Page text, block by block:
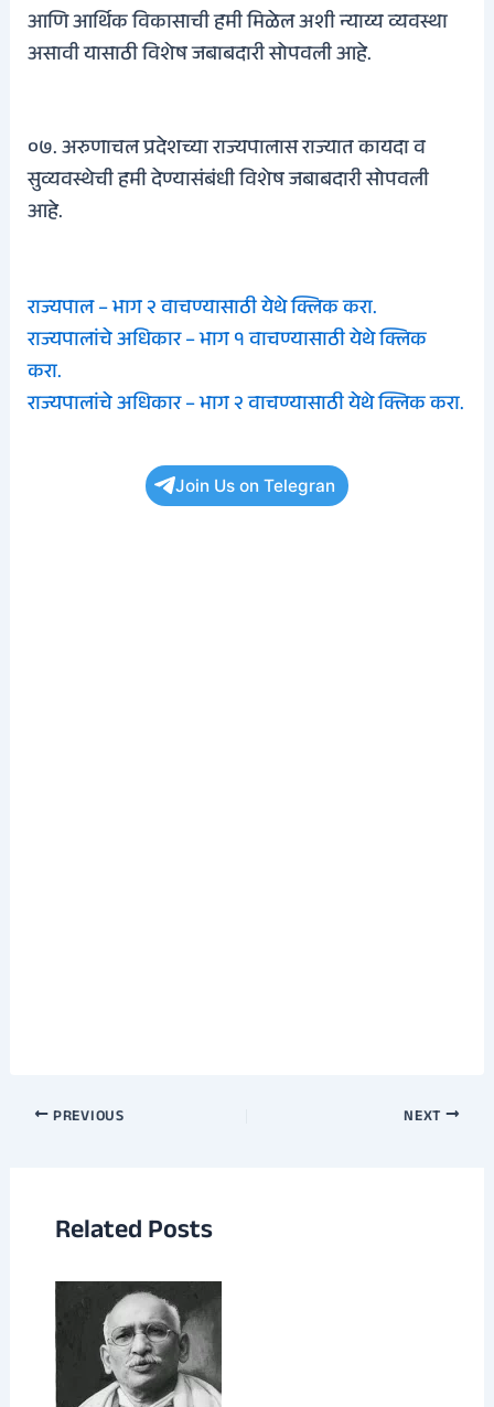
आणि आर्थिक विकासाची हमी मिळेल अशी न्याय्य व्यवस्था
असावी यासाठी विशेष जबाबदारी सोपवली आहे.
०७. अरुणाचल प्रदेशच्या राज्यपालास राज्यात कायदा व
सुव्यवस्थेची हमी देण्यासंबंधी विशेष जबाबदारी सोपवली
आहे.
राज्यपाल – भाग २ वाचण्यासाठी येथे क्लिक करा.
राज्यपालांचे अधिकार – भाग १ वाचण्यासाठी येथे क्लिक
करा.
राज्यपालांचे अधिकार – भाग २ वाचण्यासाठी येथे क्लिक करा.
Join Us on Telegran
Post PREVIOUS NEXT
Related Posts